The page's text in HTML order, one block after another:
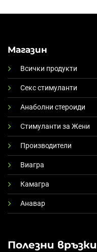
Магазин
Всички продукти
Секс стимуланти
Анаболни стероиди
Стимуланти за Жени
Производители
Виагра
Камагра
Анавар
Полезни връзки